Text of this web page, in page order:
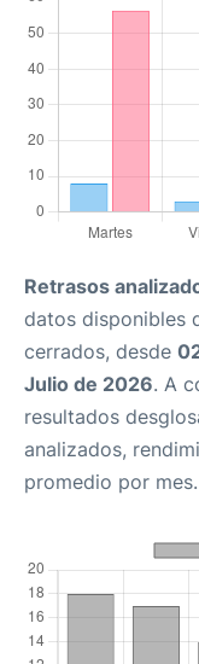
Retrasos
datos disponibles
cerrados, desde
Julio de 2026. A
resultados
analizados,
promedio por mes.